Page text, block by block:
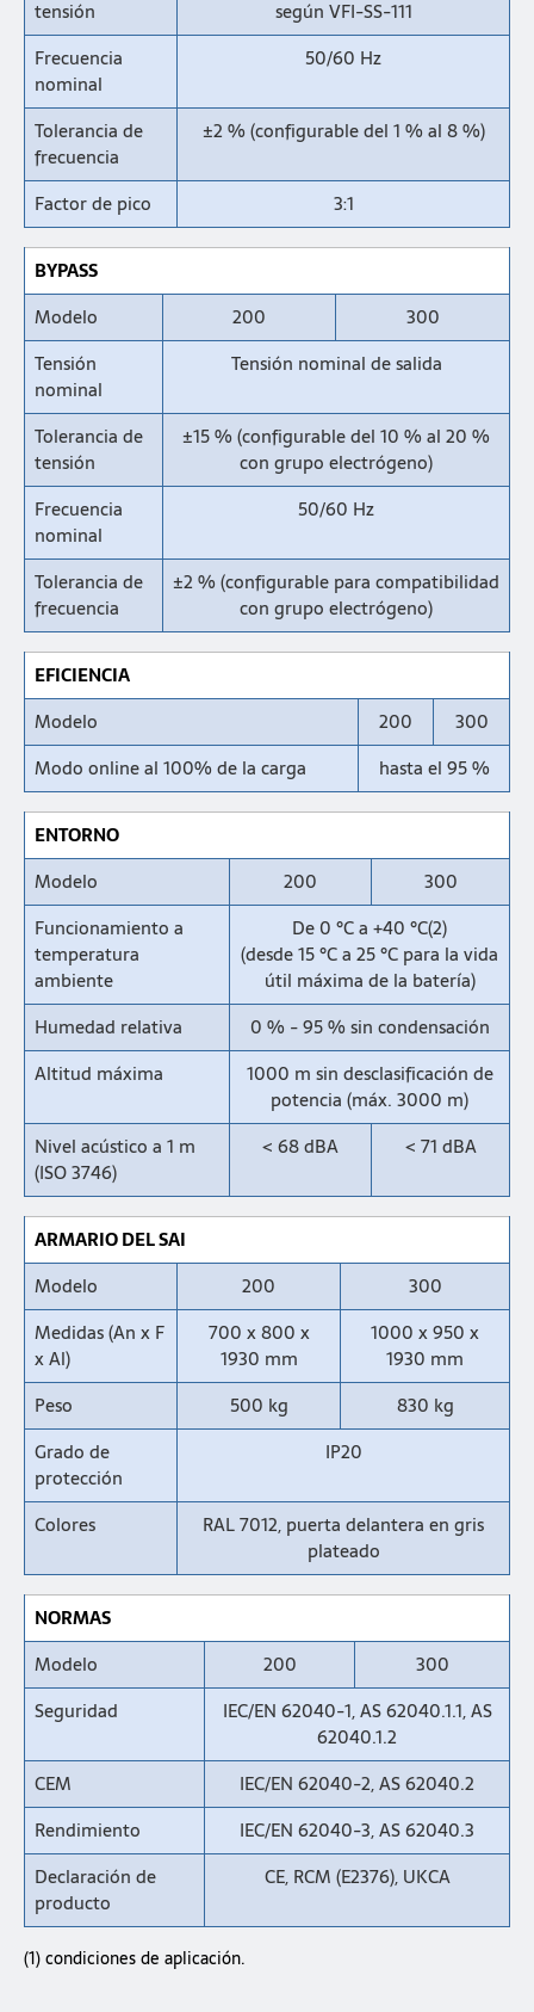
tensión
según VFI-SS-111
Frecuencia
nominal
50/60 Hz
Tolerancia de
frecuencia
±2 % (configurable del 1 % al 8 %)
Factor de pico 3:1
BYPASS
Modelo
200
300
Tensión
nominal
Tensión nominal de salida
Tolerancia de
tensión
±15 % (configurable del 10 % al 20 %
con grupo electrógeno)
Frecuencia
nominal
50/60 Hz
Tolerancia de
frecuencia
±2 % (configurable para compatibilidad
con grupo electrógeno)
EFICIENCIA
Modelo
200
300
Modo online al 100% de la carga
hasta el 95 %
ENTORNO
Modelo
200
300
Funcionamiento a
temperatura
ambiente
De 0 °C a +40 °C(2)
(desde 15 °C a 25 °C para la vida
útil máxima de la batería)
Humedad relativa
0 % - 95 % sin condensación
Altitud máxima
1000 m sin desclasificación de
potencia (máx. 3000 m)
Nivel acústico a 1 m
(ISO 3746)
< 68 dBA < 71 dBA
ARMARIO DEL SAI
Modelo
200
300
Medidas (An x F
x Al)
700 x 800 x
1930 mm
1000 x 950 x
1930 mm
Peso
500 kg
830 kg
Grado de
protección
IP20
Colores
RAL 7012, puerta delantera en gris
plateado
NORMAS
Modelo
200
300
Seguridad
IEC/EN 62040-1, AS 62040.1.1, AS
62040.1.2
CEM
IEC/EN 62040-2, AS 62040.2
Rendimiento
IEC/EN 62040-3, AS 62040.3
Declaración de
producto
CE, RCM (E2376), UKCA
(1) condiciones de aplicación.